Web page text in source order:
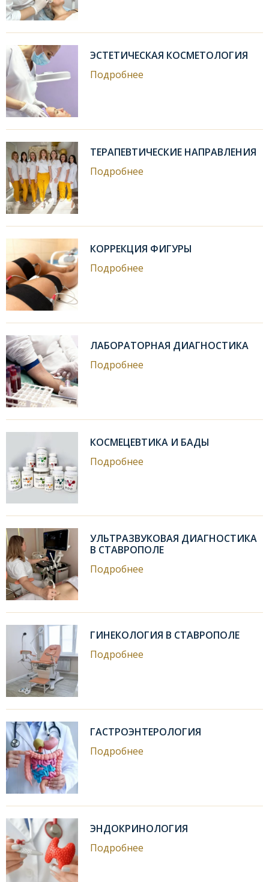
ЭСТЕТИЧЕСКАЯ КОСМЕТОЛОГИЯ
Подробнее
ТЕРАПЕВТИЧЕСКИЕ НАПРАВЛЕНИЯ
Подробнее
КОРРЕКЦИЯ ФИГУРЫ
Подробнее
ЛАБОРАТОРНАЯ ДИАГНОСТИКА
Подробнее
КОСМЕЦЕВТИКА И БАДЫ
Подробнее
УЛЬТРАЗВУКОВАЯ ДИАГНОСТИКА
В СТАВРОПОЛЕ
Подробнее
ГИНЕКОЛОГИЯ В СТАВРОПОЛЕ
Подробнее
ГАСТРОЭНТЕРОЛОГИЯ
Подробнее
ЭНДОКРИНОЛОГИЯ
Подробнее